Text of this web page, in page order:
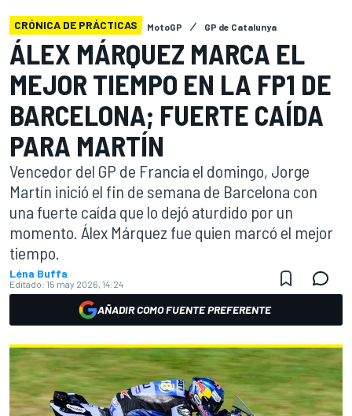
CRÓNICA DE PRÁCTICAS MotoGP GP de Catalunya
ÁLEX MÁRQUEZ MARCA EL
MEJOR TIEMPO EN LA FP1 DE
BARCELONA; FUERTE CAÍDA
PARA MARTÍN
Vencedor del GP de Francia el domingo, Jorge
Martín inició el fin de semana de Barcelona con
una fuerte caída que lo dejó aturdido por un
momento. Álex Márquez fue quien marcó el mejor
tiempo.
Léna Buffa
Editado: 15 may 2026, 14:24
AÑADIR COMO FUENTE PREFERENTE